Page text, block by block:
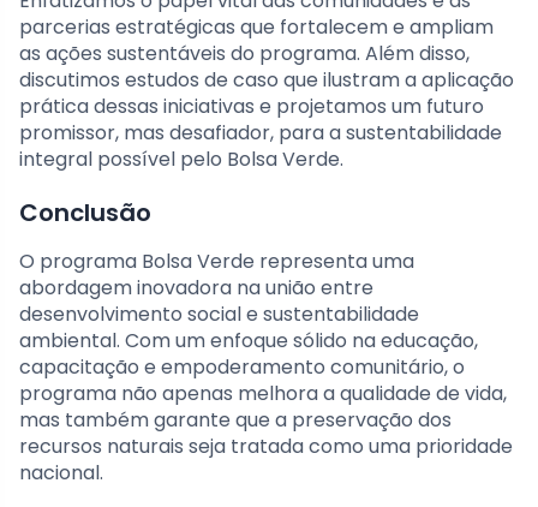
parcerias estratégicas que fortalecem e ampliam
as ações sustentáveis do programa. Além disso,
discutimos estudos de caso que ilustram a aplicação
prática dessas iniciativas e projetamos um futuro
promissor, mas desafiador, para a sustentabilidade
integral possível pelo Bolsa Verde.
Conclusão
O programa Bolsa Verde representa uma
abordagem inovadora na união entre
desenvolvimento social e sustentabilidade
ambiental. Com um enfoque sólido na educação,
capacitação e empoderamento comunitário, o
programa não apenas melhora a qualidade de vida,
mas também garante que a preservação dos
recursos naturais seja tratada como uma prioridade
nacional.